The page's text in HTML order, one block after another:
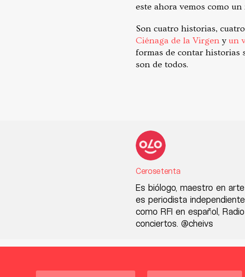
este ahora vemos como
Son cuatro historias,
Ciénaga de la Virgeny un
formas de contar historias
son de todos.
Cerosetenta
Es biólogo, maestro en
es periodista
como RFI en español,
conciertos. @cheivs